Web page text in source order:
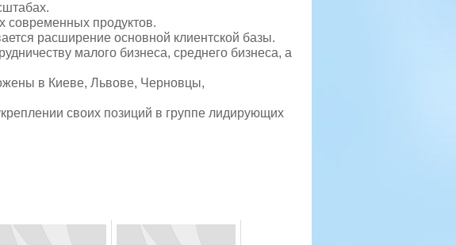
современных продуктов.
расширение основной клиентской базы.
малого бизнеса, среднего бизнеса, а
в Киеве, Львове, Черновцы,
своих позиций в группе лидирующих